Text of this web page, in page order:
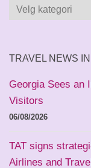
Kategorier
TRAVEL NEWS
Georgia Sees an
Visitors
06/08/2026
TAT signs
Airlines and